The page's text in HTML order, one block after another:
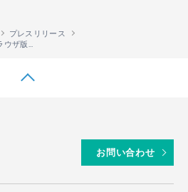
プレスリリース
電子テキスト配信システムのブラウザ版「PUBLUS
お問い合わせ